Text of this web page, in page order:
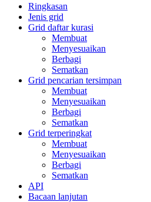
Ringkasan
Jenis grid
Grid daftar kurasi
Membuat
Menyesuaikan
Berbagi
Sematkan
Grid pencarian tersimpan
Membuat
Menyesuaikan
Berbagi
Sematkan
Grid terperingkat
Membuat
Menyesuaikan
Berbagi
Sematkan
API
Bacaan lanjutan